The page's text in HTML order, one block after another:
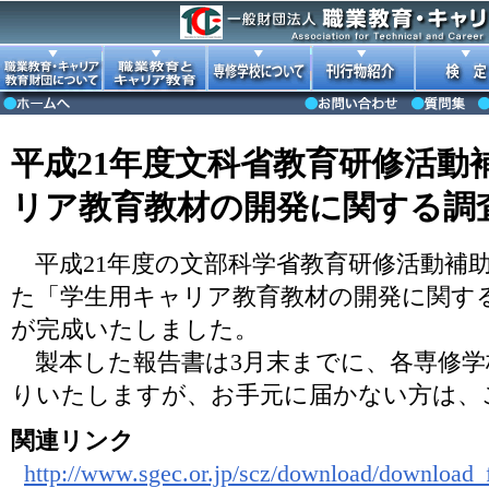
平成21年度文科省教育研修活動
リア教育教材の開発に関する
平成21年度の文部科学省教育研修活動補
た「学生用キャリア教育教材の開発に関す
が完成いたしました。
製本した報告書は3月末までに、各専修
りいたしますが、お手元に届かない方は
関連リンク
http://www.sgec.or.jp/scz/download/